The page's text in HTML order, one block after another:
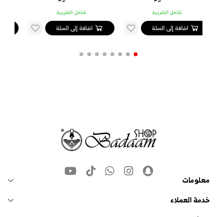
شامل الضريبة
اضافة إلى السلة
شامل الضريبة
اضافة إلى السلة
معلومات
خدمة العملاء